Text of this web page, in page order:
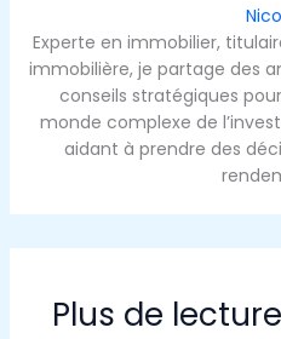
Experte en immobilier,
immobilière, je partage des
conseils stratégiques
monde complexe de
aidant à prendre des
Plus de lecture